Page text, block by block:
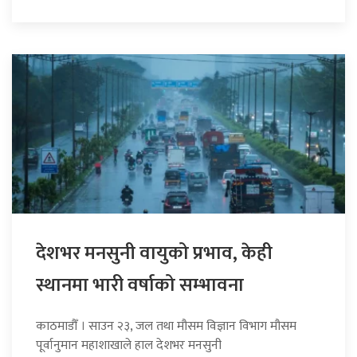
देशभर मनसुनी वायुको प्रभाव, केही
स्थानमा भारी वर्षाको सम्भावना
काठमाडौँ । साउन २३, जल तथा मौसम विज्ञान विभाग मौसम
पूर्वानुमान महाशाखाले हाल देशभर मनसुनी